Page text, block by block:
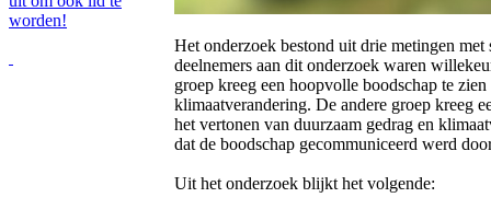
worden!
Het onderzoek bestond uit drie metingen met
deelnemers aan dit onderzoek waren
groep kreeg een hoopvolle boodschap te
klimaatverandering. De andere groep kreeg
het vertonen van duurzaam gedrag en
dat de boodschap gecommuniceerd werd
Uit het onderzoek blijkt het volgende: